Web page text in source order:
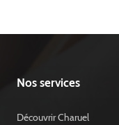
Nos services
Découvrir Charuel